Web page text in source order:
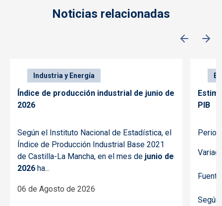
Noticias relacionadas
Industria y Energía
Índice de producción industrial de junio de
2026
Según el Instituto Nacional de Estadística, el
Índice de Producción Industrial Base 2021
de Castilla-La Mancha, en el mes de junio de
2026 ha...
06 de Agosto de 2026
PIB